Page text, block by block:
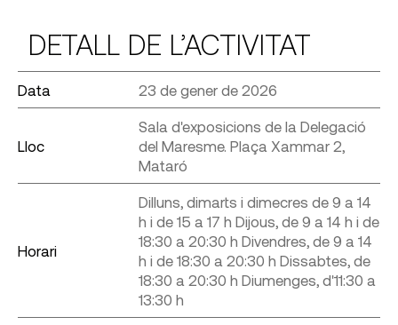
DETALL DE L’ACTIVITAT
Data 23 de gener de 2026
Lloc
Sala d'exposicions de la Delegació
del Maresme. Plaça Xammar 2,
Mataró
Horari
Dilluns, dimarts i dimecres de 9 a 14
h i de 15 a 17 h Dijous, de 9 a 14 h i de
18:30 a 20:30 h Divendres, de 9 a 14
h i de 18:30 a 20:30 h Dissabtes, de
18:30 a 20:30 h Diumenges, d'11:30 a
13:30 h